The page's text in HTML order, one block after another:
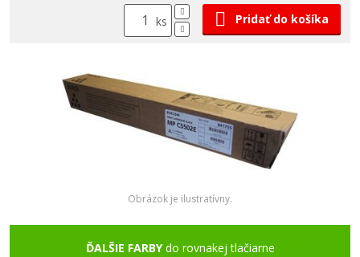
ks Pridať do košíka
Obrázok je ilustratívny.
ĎALŠIE FARBYdo rovnakej tlačiarne